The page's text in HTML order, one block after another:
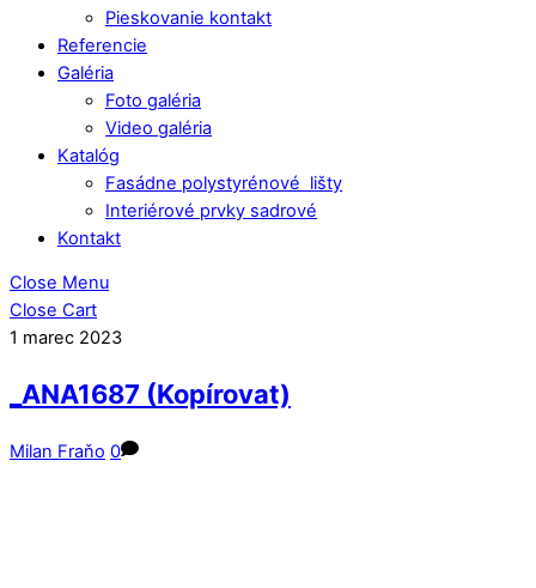
Pieskovanie kontakt
Referencie
Galéria
Foto galéria
Video galéria
Katalóg
Fasádne polystyrénové lišty
Interiérové prvky sadrové
Kontakt
Close Menu
Close Cart
1 marec 2023
_ANA1687 (Kopírovat)
Milan Fraňo 0